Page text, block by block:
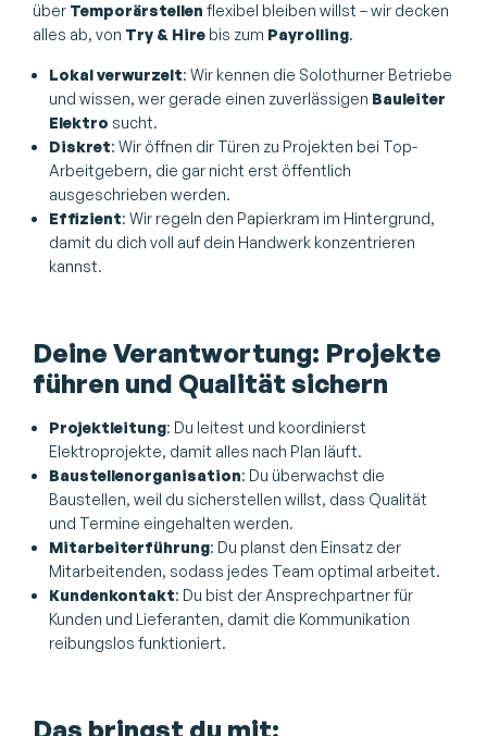
über Temporärstellen flexibel bleiben willst – wir decken
alles ab, von Try & Hire bis zum Payrolling.
Lokal verwurzelt: Wir kennen die Solothurner Betriebe
und wissen, wer gerade einen zuverlässigen Bauleiter
Elektro sucht.
Diskret: Wir öffnen dir Türen zu Projekten bei Top-
Arbeitgebern, die gar nicht erst öffentlich
ausgeschrieben werden.
Effizient: Wir regeln den Papierkram im Hintergrund,
damit du dich voll auf dein Handwerk konzentrieren
kannst.
Deine Verantwortung: Projekte
führen und Qualität sichern
Projektleitung: Du leitest und koordinierst
Elektroprojekte, damit alles nach Plan läuft.
Baustellenorganisation: Du überwachst die
Baustellen, weil du sicherstellen willst, dass Qualität
und Termine eingehalten werden.
Mitarbeiterführung: Du planst den Einsatz der
Mitarbeitenden, sodass jedes Team optimal arbeitet.
Kundenkontakt: Du bist der Ansprechpartner für
Kunden und Lieferanten, damit die Kommunikation
reibungslos funktioniert.
Das bringst du mit: